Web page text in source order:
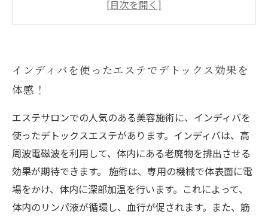
インディバで巡りを改善し、老廃物を排出して
ンディバエステ
リラックスしながらボディメイク！エステサロ
ンで贅沢な時間を過ごそう
インディバを使ったエステでデトックス効果を
体感！
エステサロンでの人気のある美容施術に、インディバを
使ったデトックスエステがあります。インディバは、高
周波電磁波を利用して、体内にある老廃物を排出させる
効果が期待できます。 施術は、専用の機械で体表面に電
場をかけ、体内に深部加温を行います。これによって、
体内のリンパ液が循環し、血行が促されます。また、筋